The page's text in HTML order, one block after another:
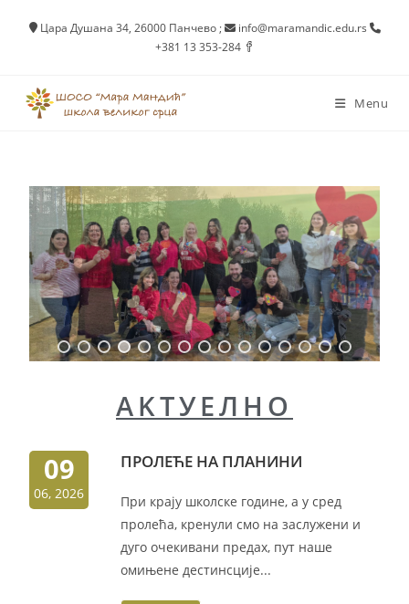
Цара Душана 34, 26000 Панчево;
info@maramandic.edu.rs
+381 13 353-284
Menu
AKTУEЛНО
09
06, 2026
ПРОЛЕЋЕ НА ПЛАНИНИ
При крају школске године, а у сред
пролећа, кренули смо на заслужени и
дуго очекивани предах, пут наше
омињене дестинсције...